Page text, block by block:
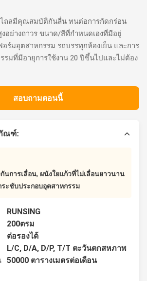
ถลมีคุณสมบัติกันลื่น ทนต่อการกัดกร่อน
อย่างถาวร ขนาด/สีที่กำหนดเองที่มีอยู่
ร์มอุตสาหกรรม รถบรรทุกห้องเย็น และการ
รมที่มีอายุการใช้งาน 20 ปีขึ้นไปและไม่ต้อง
สอบถามตอนนี้
ภัณฑ์:
นการเลื่อน, ผนังใยแก้วที่ไม่เลื่อนยาวนาน
ระชับประกอบอุตสาหกรรม
RUNSING
200ตรม
ต่อรองได้
L/C, D/A, D/P, T/T ตะวันตกสหภาพ
50000 ตารางเมตรต่อเดือน